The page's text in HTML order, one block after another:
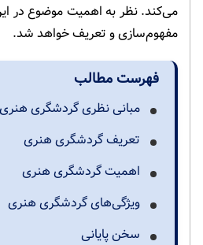
می‌کند. نظر به اهمیت موضوع در
مفهوم‌سازی و تعریف خواهد شد.
فهرست مطالب
مبانی نظری گردشگری هنری
تعریف گردشگری هنری
اهمیت گردشگری هنری
ویژگی‌های گردشگری هنری
سخن پایانی